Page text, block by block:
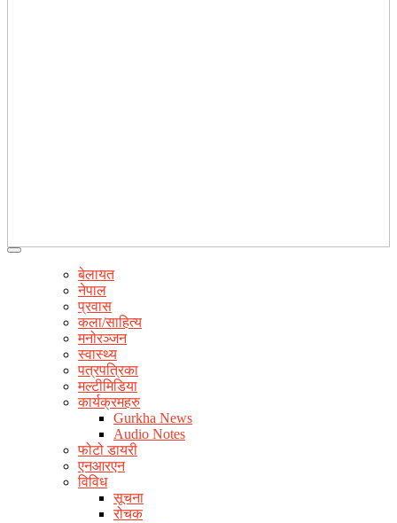
बेलायत
नेपाल
प्रवास
कला/साहित्य
मनोरञ्जन
स्वास्थ्य
पत्रपत्रिका
मल्टीमिडिया
कार्यक्रमहरु
Gurkha News
Audio Notes
फोटो डायरी
एनआरएन
विविध
सूचना
रोचक